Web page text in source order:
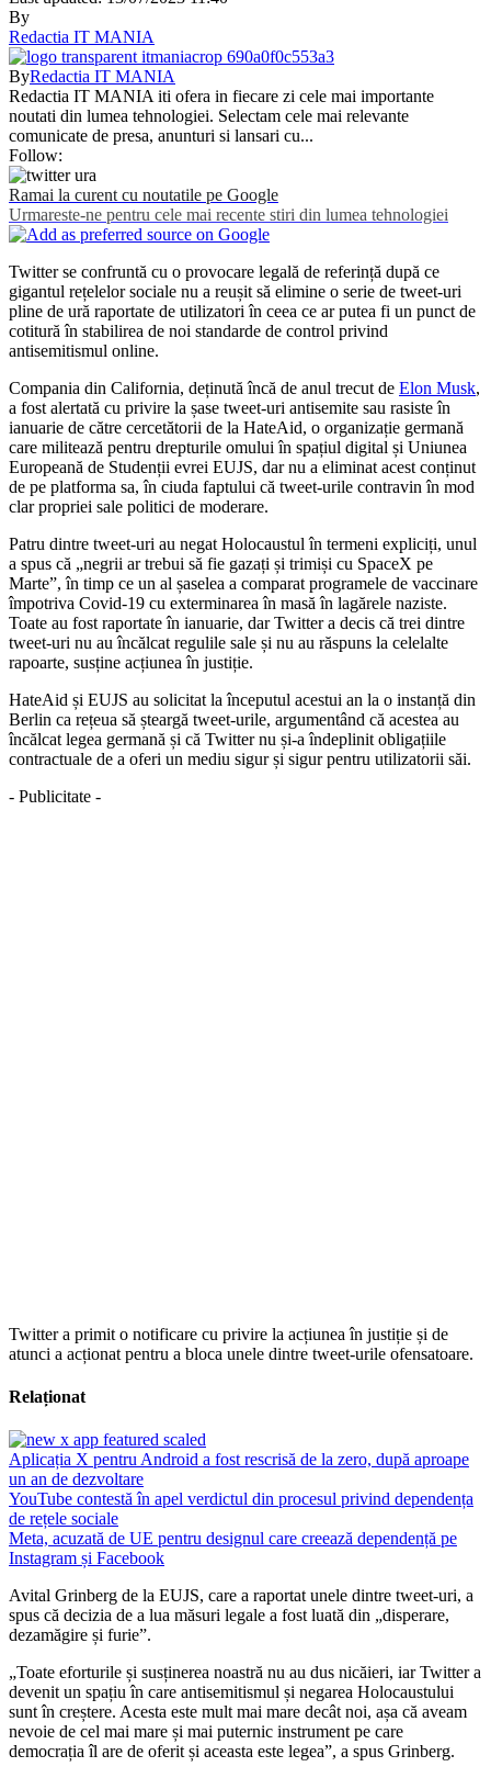
By
Redactia IT MANIA
ByRedactia IT MANIA
Redactia IT MANIA iti ofera in fiecare zi cele mai importante
noutati din lumea tehnologiei. Selectam cele mai relevante
comunicate de presa, anunturi si lansari cu...
Follow:
Ramai la curent cu noutatile pe Google
Urmareste-ne pentru cele mai recente stiri din lumea tehnologiei
Twitter se confruntă cu o provocare legală de referință după ce
gigantul rețelelor sociale nu a reușit să elimine o serie de tweet-uri
pline de ură raportate de utilizatori în ceea ce ar putea fi un punct de
cotitură în stabilirea de noi standarde de control privind
antisemitismul online.
Compania din California, deținută încă de anul trecut de Elon Musk,
a fost alertată cu privire la șase tweet-uri antisemite sau rasiste în
ianuarie de către cercetătorii de la HateAid, o organizație germană
care militează pentru drepturile omului în spațiul digital și Uniunea
Europeană de Studenții evrei EUJS, dar nu a eliminat acest conținut
de pe platforma sa, în ciuda faptului că tweet-urile contravin în mod
clar propriei sale politici de moderare.
Patru dintre tweet-uri au negat Holocaustul în termeni expliciți, unul
a spus că „negrii ar trebui să fie gazați și trimiși cu SpaceX pe
Marte”, în timp ce un al șaselea a comparat programele de vaccinare
împotriva Covid-19 cu exterminarea în masă în lagărele naziste.
Toate au fost raportate în ianuarie, dar Twitter a decis că trei dintre
tweet-uri nu au încălcat regulile sale și nu au răspuns la celelalte
rapoarte, susține acțiunea în justiție.
HateAid și EUJS au solicitat la începutul acestui an la o instanță din
Berlin ca rețeua să șteargă tweet-urile, argumentând că acestea au
încălcat legea germană și că Twitter nu și-a îndeplinit obligațiile
contractuale de a oferi un mediu sigur și sigur pentru utilizatorii săi.
- Publicitate -
Twitter a primit o notificare cu privire la acțiunea în justiție și de
atunci a acționat pentru a bloca unele dintre tweet-urile ofensatoare.
Relaționat
Aplicația X pentru Android a fost rescrisă de la zero, după aproape
un an de dezvoltare
YouTube contestă în apel verdictul din procesul privind dependența
de rețele sociale
Meta, acuzată de UE pentru designul care creează dependență pe
Instagram și Facebook
Avital Grinberg de la EUJS, care a raportat unele dintre tweet-uri, a
spus că decizia de a lua măsuri legale a fost luată din „disperare,
dezamăgire și furie”.
„Toate eforturile și susținerea noastră nu au dus nicăieri, iar Twitter a
devenit un spațiu în care antisemitismul și negarea Holocaustului
sunt în creștere. Acesta este mult mai mare decât noi, așa că aveam
nevoie de cel mai mare și mai puternic instrument pe care
democrația îl are de oferit și aceasta este legea”, a spus Grinberg.